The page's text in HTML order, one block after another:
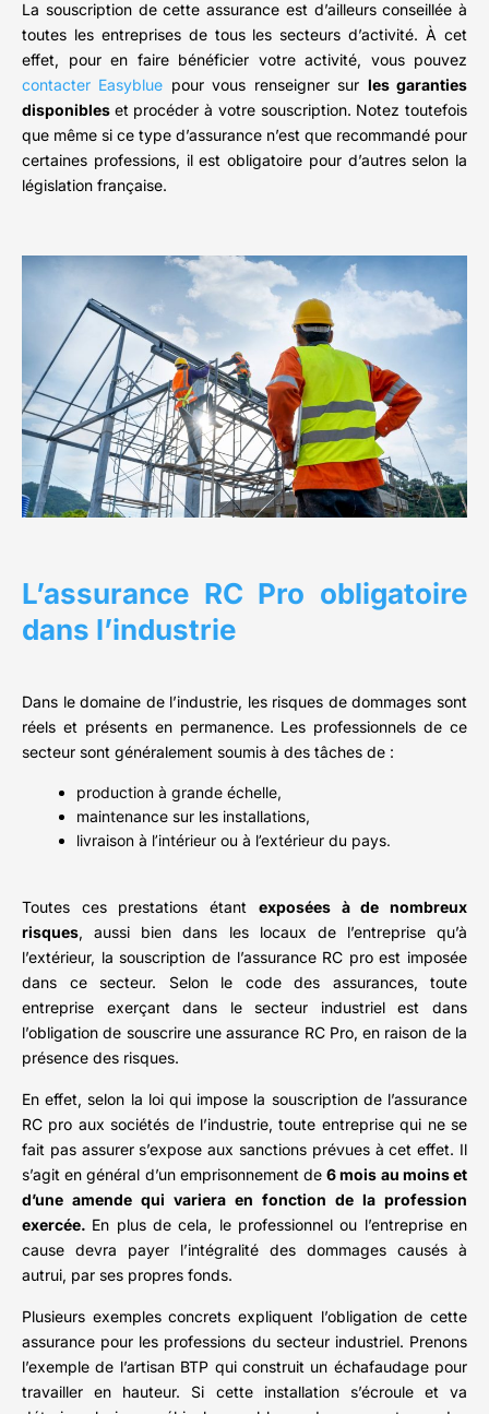
La souscription de cette assurance est d’ailleurs conseillée à
toutes les entreprises de tous les secteurs d’activité. À cet
effet, pour en faire bénéficier votre activité, vous pouvez
contacter Easyblue pour vous renseigner sur les garanties
disponibles et procéder à votre souscription. Notez toutefois
que même si ce type d’assurance n’est que recommandé pour
certaines professions, il est obligatoire pour d’autres selon la
législation française.
L’assurance RC Pro obligatoire
dans l’industrie
Dans le domaine de l’industrie, les risques de dommages sont
réels et présents en permanence. Les professionnels de ce
secteur sont généralement soumis à des tâches de :
production à grande échelle,
maintenance sur les installations,
livraison à l’intérieur ou à l’extérieur du pays.
Toutes ces prestations étant exposées à de nombreux
risques, aussi bien dans les locaux de l’entreprise qu’à
l’extérieur, la souscription de l’assurance RC pro est imposée
dans ce secteur. Selon le code des assurances, toute
entreprise exerçant dans le secteur industriel est dans
l’obligation de souscrire une assurance RC Pro, en raison de la
présence des risques.
En effet, selon la loi qui impose la souscription de l’assurance
RC pro aux sociétés de l’industrie, toute entreprise qui ne se
fait pas assurer s’expose aux sanctions prévues à cet effet. Il
s’agit en général d’un emprisonnement de6 mois au moins et
d’une amende qui variera en fonction de la profession
exercée. En plus de cela, le professionnel ou l’entreprise en
cause devra payer l’intégralité des dommages causés à
autrui, par ses propres fonds.
Plusieurs exemples concrets expliquent l’obligation de cette
assurance pour les professions du secteur industriel. Prenons
l’exemple de l’artisan BTP qui construit un échafaudage pour
travailler en hauteur. Si cette installation s’écroule et va